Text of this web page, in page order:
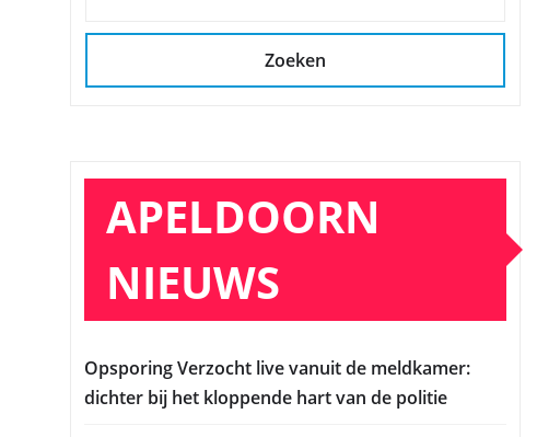
Zoeken
APELDOORN
NIEUWS
Opsporing Verzocht live vanuit de meldkamer:
dichter bij het kloppende hart van de politie